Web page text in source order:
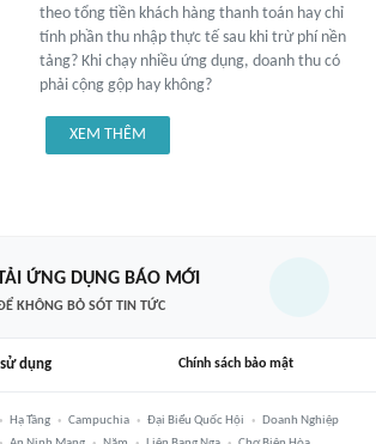
theo tổng tiền khách hàng thanh toán hay chỉ
tính phần thu nhập thực tế sau khi trừ phí nền
tảng? Khi chạy nhiều ứng dụng, doanh thu có
phải cộng gộp hay không?
XEM THÊM
ỨNG DỤNG BÁO MỚI
KHÔNG BỎ SÓT TIN TỨC
dụng Chính sách bảo mật
Hạ Tầng Campuchia Đại Biểu Quốc Hội
Doanh Nghiệp